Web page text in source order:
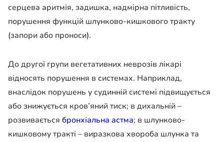
серцева аритмія, задишка, надмірна пітливість,
порушення функцій шлунково-кишкового тракту
(запори або проноси).
До другої групи вегетативних неврозів лікарі
відносять порушення в системах. Наприклад,
внаслідок порушень у судинній системі підвищується
або знижується кров’яний тиск; в дихальній –
розвивається бронхіальна астма; в шлунково-
кишковому тракті – виразкова хвороба шлунка та